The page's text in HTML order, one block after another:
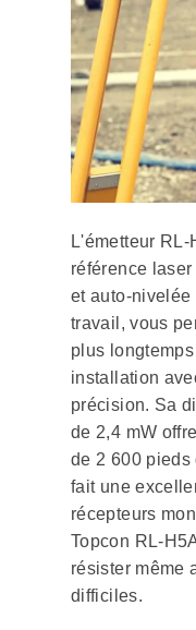
L'émetteur
référence
et auto-nivelée
travail, vous
plus
installation
précision. Sa
de 2,4 mW
de 2 600 pieds
fait une
récepteurs
Topcon RL-
résister même
difficiles.